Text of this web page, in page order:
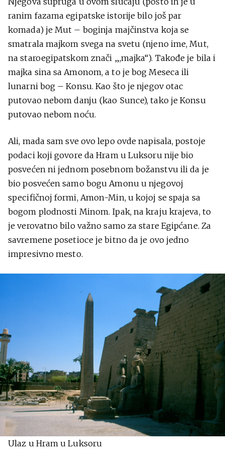
ranim fazama egipatske istorije bilo još par
komada) je Mut – boginja majčinstva koja se
smatrala majkom svega na svetu (njeno ime, Mut,
na staroegipatskom znači „,majka“). Takođe je bila i
majka sina sa Amonom, a to je bog Meseca ili
lunarni bog – Konsu. Kao što je njegov otac
putovao nebom danju (kao Sunce), tako je Konsu
putovao nebom noću.
Ali, mada sam sve ovo lepo ovde napisala, postoje
podaci koji govore da Hram u Luksoru nije bio
posvećen ni jednom posebnom božanstvu ili da je
bio posvećen samo bogu Amonu u njegovoj
specifičnoj formi, Amon-Min, u kojoj se spaja sa
bogom plodnosti Minom. Ipak, na kraju krajeva, to
je verovatno bilo važno samo za stare Egipćane. Za
savremene posetioce je bitno da je ovo jedno
impresivno mesto.
Ulaz u Hram u Luksoru